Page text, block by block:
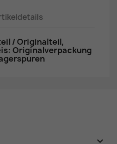
/ Originalteil,
Originalverpackung
